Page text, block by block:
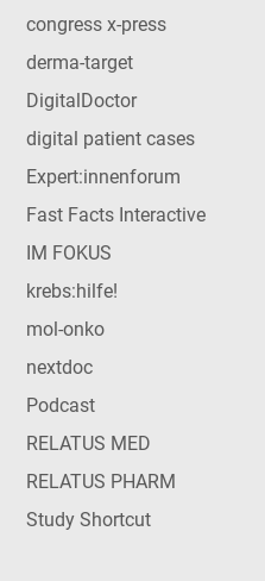
congress x-press
derma-target
DigitalDoctor
digital patient cases
Expert:innenforum
Fast Facts Interactive
IM FOKUS
krebs:hilfe!
mol-onko
nextdoc
Podcast
RELATUS MED
RELATUS PHARM
Study Shortcut